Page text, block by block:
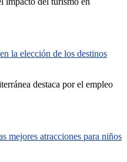
la elección de los destinos
destaca por el empleo
mejores atracciones para niños